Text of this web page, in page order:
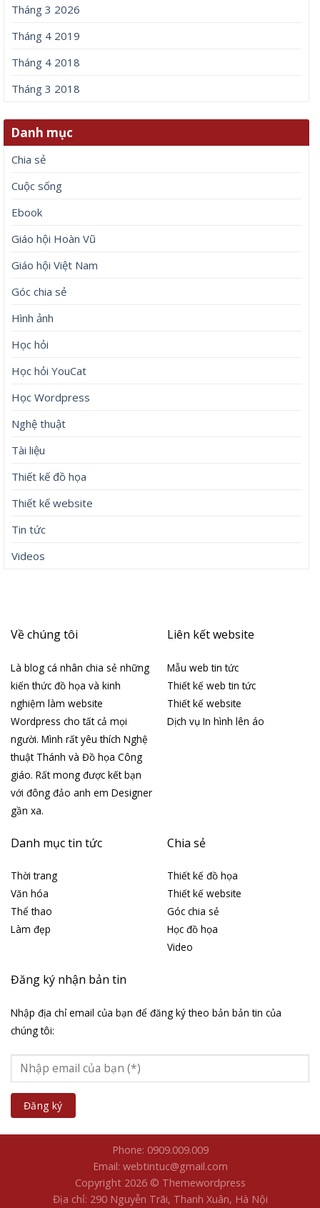
Tháng 3 2026
Tháng 4 2019
Tháng 4 2018
Tháng 3 2018
Danh mục
Chia sẻ
Cuộc sống
Ebook
Giáo hội Hoàn Vũ
Giáo hội Việt Nam
Góc chia sẻ
Hình ảnh
Học hỏi
Học hỏi YouCat
Học Wordpress
Nghệ thuật
Tài liệu
Thiết kế đồ họa
Thiết kế website
Tin tức
Videos
Về chúng tôi
Là blog cá nhân chia sẻ những
kiến thức đồ họa và kinh
nghiệm làm website
Wordpress cho tất cả mọi
người. Mình rất yêu thích Nghệ
thuật Thánh và Đồ họa Công
giáo. Rất mong được kết bạn
với đông đảo anh em Designer
gần xa.
Liên kết website
Mẫu web tin tức
Thiết kế web tin tức
Thiết kế website
Dịch vụ In hình lên áo
Danh mục tin tức
Thời trang
Văn hóa
Thể thao
Làm đẹp
Chia sẻ
Thiết kế đồ họa
Thiết kế website
Góc chia sẻ
Học đồ họa
Video
Đăng ký nhận bản tin
Nhập địa chỉ email của bạn để đăng ký theo bản bản tin của
chúng tôi:
Phone: 0909.009.009
Email: webtintuc@gmail.com
Copyright 2026 © Themewordpress
Địa chỉ: 290 Nguyễn Trãi, Thanh Xuân, Hà Nội